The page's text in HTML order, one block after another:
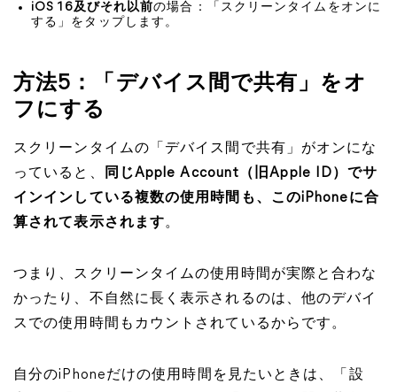
iOS 16及びそれ以前の場合：「スクリーンタイムをオンに
する」をタップします。
方法5：「デバイス間で共有」をオ
フにする
スクリーンタイムの「デバイス間で共有」がオンにな
っていると、
同じApple Account（旧Apple ID）でサ
インインしている複数の使用時間も、このiPhoneに合
算されて表示されます。
つまり、スクリーンタイムの使用時間が実際と合わな
かったり、不自然に長く表示されるのは、他のデバイ
スでの使用時間もカウントされているからです。
自分のiPhoneだけの使用時間を見たいときは、「設